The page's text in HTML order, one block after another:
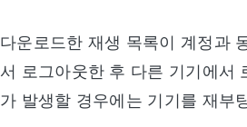
다운로드한 재생 목록이 계정과
서 로그아웃한 후 다른 기기에서
가 발생할 경우에는 기기를 재부